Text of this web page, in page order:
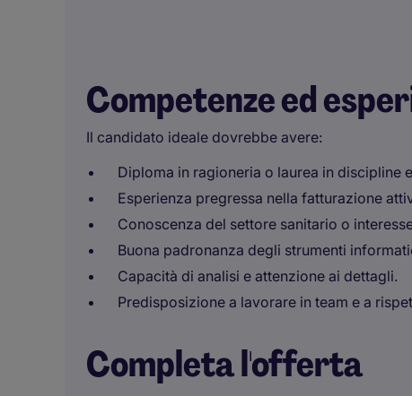
Competenze ed
Il candidato ideale dovrebbe avere:
Diploma in ragioneria o laurea in discipline
Esperienza pregressa nella fatturazione
Conoscenza del settore sanitario o
Buona padronanza degli strumenti
Capacità di analisi e attenzione ai dettagli.
Predisposizione a lavorare in team e a
Completa l'offerta